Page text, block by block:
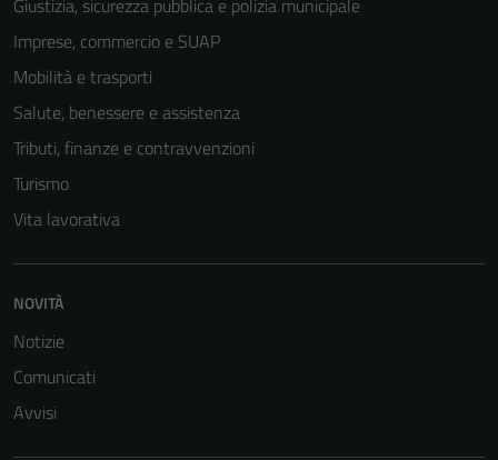
Giustizia, sicurezza pubblica e polizia municipale
Imprese, commercio e SUAP
Mobilità e trasporti
Salute, benessere e assistenza
Tributi, finanze e contravvenzioni
Turismo
Vita lavorativa
NOVITÀ
Notizie
Comunicati
Avvisi